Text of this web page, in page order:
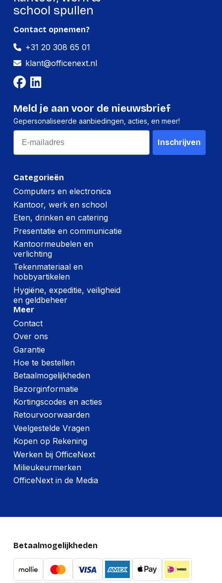
school spullen
Categorieën
Computers en electronica
Kantoor, werk en school
Eten, drinken en catering
Presentatie en communicatie
Kantoormeubelen en
verlichting
Tekenmateriaal en
hobbyartikelen
Hygiëne, expeditie, veiligheid
en geldbeheer
Meer
Contact
Over ons
Garantie
Hoe te bestellen
Betaalmogelijkheden
Bezorginformatie
Kortingscodes en acties
Retourvoorwaarden
Veelgestelde Vragen
Kopen op Rekening
Werken bij OfficeNext
Milieukeurmerken
OfficeNext in de Media
Contact opnemen?
+31 20 308 65 01
klant@officenext.nl
Meld je aan voor de nieuwsbrief
Gepersonaliseerde aanbiedingen, acties, en meer!
Email
Inschrijven
Betaalmogelijkheden